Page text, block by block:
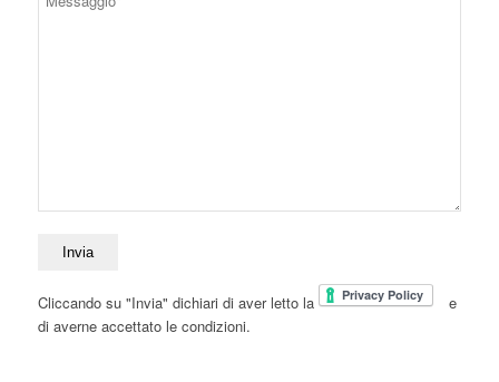
Cliccando su "Invia" dichiari di aver letto la
e
di averne accettato le condizioni.